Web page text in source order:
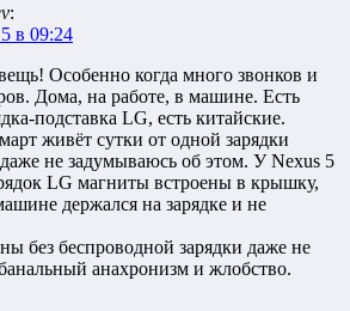
:
в 09:24
Особенно когда много звонков и
Дома, на работе, в машине. Есть
подставка LG, есть китайские.
живёт сутки от одной зарядки
не задумываюсь об этом. У Nexus 5
LG магниты встроены в крышку,
держался на зарядке и не
без беспроводной зарядки даже не
анахронизм и жлобство.